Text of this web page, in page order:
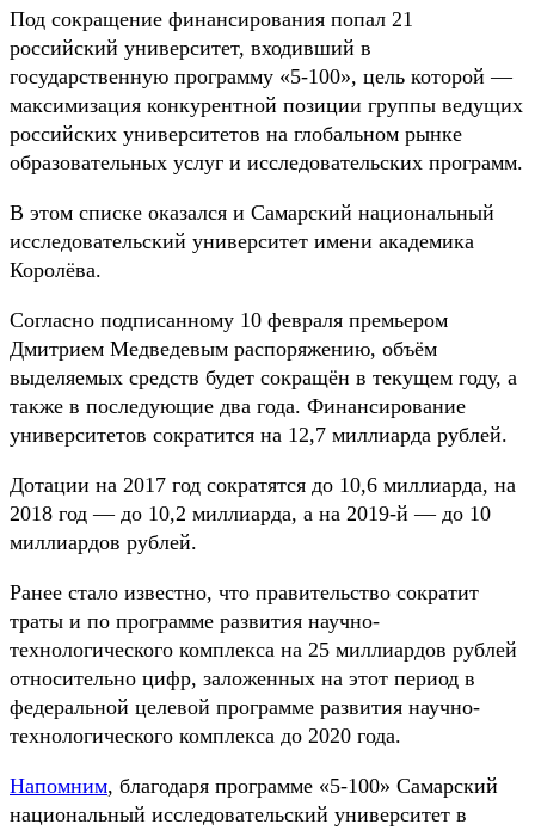
Под сокращение финансирования попал 21
российский университет, входивший в
государственную программу «5-100», цель которой —
максимизация конкурентной позиции группы ведущих
российских университетов на глобальном рынке
образовательных услуг и исследовательских программ.
В этом списке оказался и Самарский национальный
исследовательский университет имени академика
Королёва.
Согласно подписанному 10 февраля премьером
Дмитрием Медведевым распоряжению, объём
выделяемых средств будет сокращён в текущем году, а
также в последующие два года. Финансирование
университетов сократится на 12,7 миллиарда рублей.
Дотации на 2017 год сократятся до 10,6 миллиарда, на
2018 год — до 10,2 миллиарда, а на 2019-й — до 10
миллиардов рублей.
Ранее стало известно, что правительство сократит
траты и по программе развития научно-
технологического комплекса на 25 миллиардов рублей
относительно цифр, заложенных на этот период в
федеральной целевой программе развития научно-
технологического комплекса до 2020 года.
Напомним, благодаря программе «5-100» Самарский
национальный исследовательский университет в